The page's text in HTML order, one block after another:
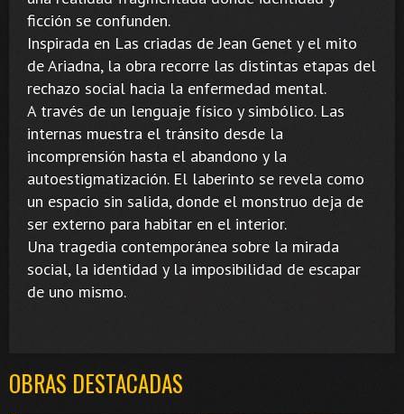
ficción se confunden.
Inspirada en Las criadas de Jean Genet y el mito
de Ariadna, la obra recorre las distintas etapas del
rechazo social hacia la enfermedad mental.
A través de un lenguaje físico y simbólico. Las
internas muestra el tránsito desde la
incomprensión hasta el abandono y la
autoestigmatización. El laberinto se revela como
un espacio sin salida, donde el monstruo deja de
ser externo para habitar en el interior.
Una tragedia contemporánea sobre la mirada
social, la identidad y la imposibilidad de escapar
de uno mismo.
OBRAS DESTACADAS